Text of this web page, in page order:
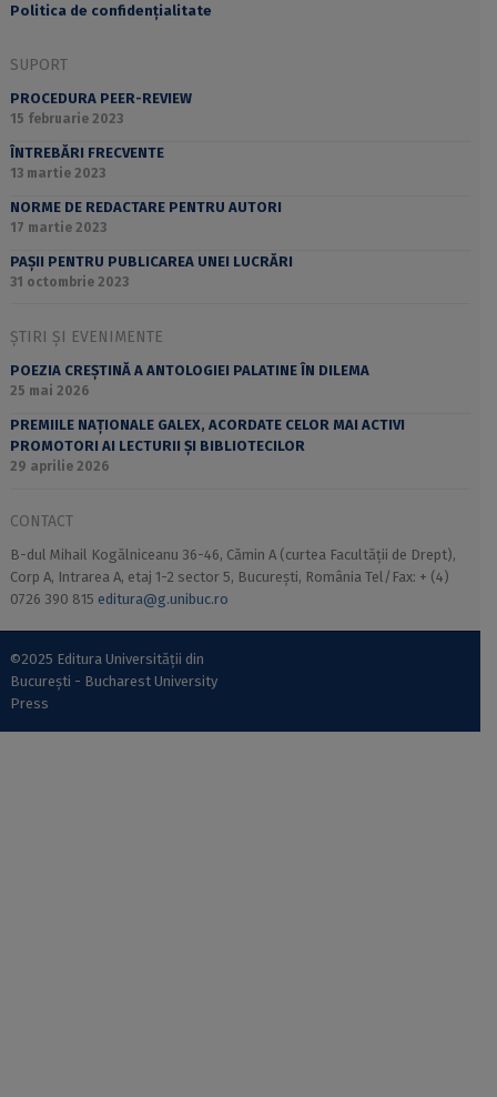
Politica de confidențialitate
SUPORT
PROCEDURA PEER-REVIEW
15 februarie 2023
ÎNTREBĂRI FRECVENTE
13 martie 2023
NORME DE REDACTARE PENTRU AUTORI
17 martie 2023
PAȘII PENTRU PUBLICAREA UNEI LUCRĂRI
31 octombrie 2023
ȘTIRI ȘI EVENIMENTE
POEZIA CREȘTINĂ A ANTOLOGIEI PALATINE ÎN DILEMA
25 mai 2026
PREMIILE NAȚIONALE GALEX, ACORDATE CELOR MAI ACTIVI
PROMOTORI AI LECTURII ȘI BIBLIOTECILOR
29 aprilie 2026
CONTACT
B-dul Mihail Kogălniceanu 36-46, Cămin A (curtea Facultății de Drept),
Corp A, Intrarea A, etaj 1-2 sector 5, București, România Tel/Fax: + (4)
0726 390 815 editura@g.unibuc.ro
©2025 Editura Universității din
București - Bucharest University
Press